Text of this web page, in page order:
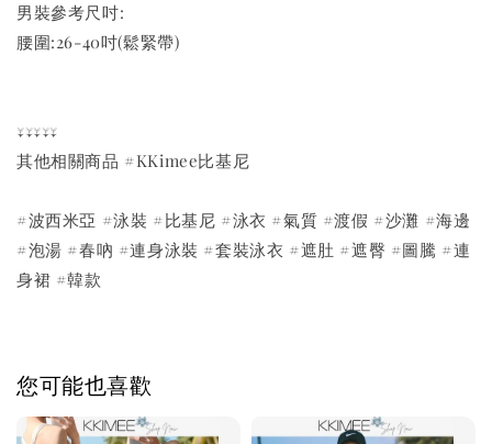
男裝參考尺吋:
腰圍:26-40吋(鬆緊帶)
↓↓↓↓↓
其他相關商品 #KKimee比基尼
#波西米亞 #泳裝 #比基尼 #泳衣 #氣質 #渡假 #沙灘 #海邊
#泡湯 #春吶 #連身泳裝 #套裝泳衣 #遮肚 #遮臀 #圖騰 #連
身裙 #韓款
您可能也喜歡